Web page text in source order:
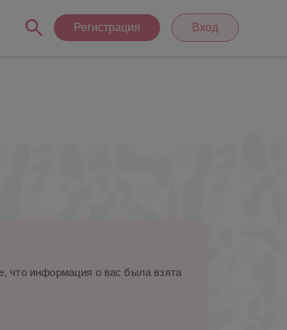
Регистрация Вход
что информация о вас была взята